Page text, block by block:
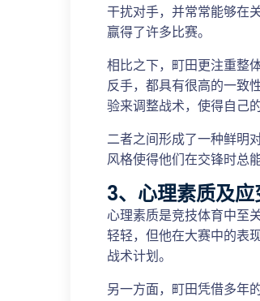
干扰对手，并常常能够在
赢得了许多比赛。
相比之下，町田更注重整
反手，都具有很高的一致
验来调整战术，使得自己
二者之间形成了一种鲜明
风格使得他们在交锋时总
3、心理素质及应
心理素质是竞技体育中至
轻轻，但他在大赛中的表
战术计划。
另一方面，町田凭借多年